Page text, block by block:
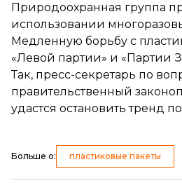
Природоохранная группа
использовании
Медленную борьбу с
«Левой партии» и «Партии
Так, пресс-секретарь по
правительственный
удастся остановить тренд
Больше о: пластиковые пакеты